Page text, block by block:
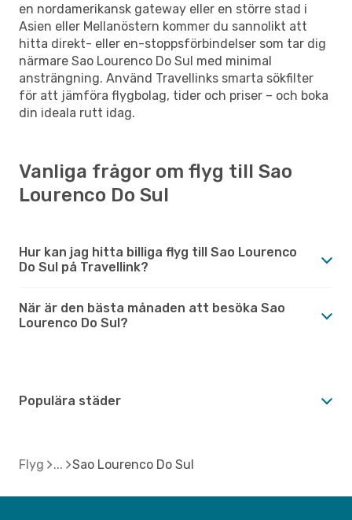
en nordamerikansk gateway eller en större stad i
Asien eller Mellanöstern kommer du sannolikt att
hitta direkt- eller en-stoppsförbindelser som tar dig
närmare Sao Lourenco Do Sul med minimal
ansträngning. Använd Travellinks smarta sökfilter
för att jämföra flygbolag, tider och priser – och boka
din ideala rutt idag.
Vanliga frågor om flyg till Sao
Lourenco Do Sul
Hur kan jag hitta billiga flyg till Sao Lourenco
Do Sul på Travellink?
När är den bästa månaden att besöka Sao
Lourenco Do Sul?
Populära städer
Flyg Sao Lourenco Do Sul